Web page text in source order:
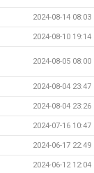
2024-08-14 08:03
2024-08-10 19:14
2024-08-05 08:00
2024-08-04 23:47
2024-08-04 23:26
2024-07-16 10:47
2024-06-17 22:49
2024-06-12 12:04